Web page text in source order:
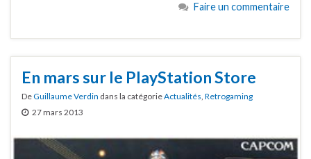
Faire un commentaire
En mars sur le PlayStation Store
DeGuillaume Verdin dans la catégorieActualités Retrogaming
27 mars 2013